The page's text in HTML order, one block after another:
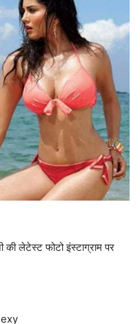
की लेटेस्ट फोटो इंस्टाग्राम पर